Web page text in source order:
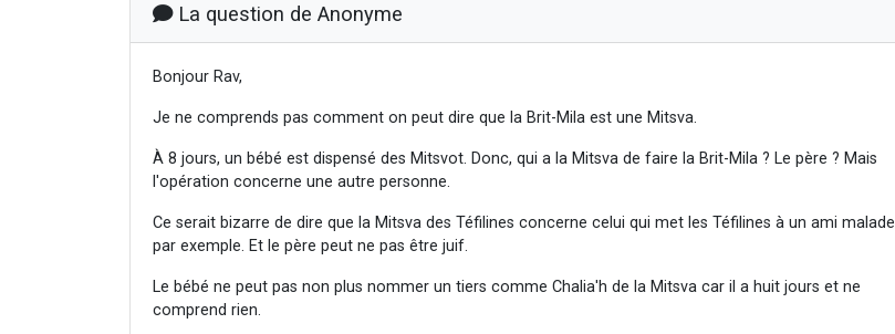
La question de Anonyme
Bonjour Rav,
Je ne comprends pas comment on peut dire que la Brit-Mila est une Mitsva.
À 8 jours, un bébé est dispensé des Mitsvot. Donc, qui a la Mitsva de faire la Brit-Mila ? Le père ? Mais
l'opération concerne une autre personne.
Ce serait bizarre de dire que la Mitsva des Téfilines concerne celui qui met les Téfilines à un ami malade
par exemple. Et le père peut ne pas être juif.
Le bébé ne peut pas non plus nommer un tiers comme Chalia'h de la Mitsva car il a huit jours et ne
comprend rien.